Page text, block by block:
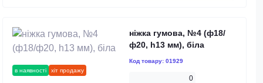
в наявності хіт продажу
ніжка гумова, №4 (ф18/
ф20, h13 мм), біла
Код товару: 01929
0